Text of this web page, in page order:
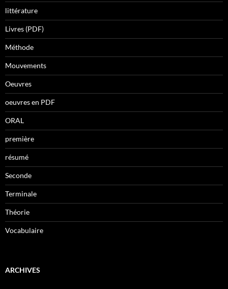
littérature
Livres (PDF)
Méthode
Mouvements
Oeuvres
oeuvres en PDF
ORAL
première
résumé
Seconde
Terminale
Théorie
Vocabulaire
ARCHIVES